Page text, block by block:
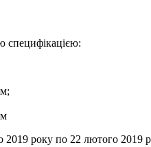
специфікацією:
2019 року по 22 лютого